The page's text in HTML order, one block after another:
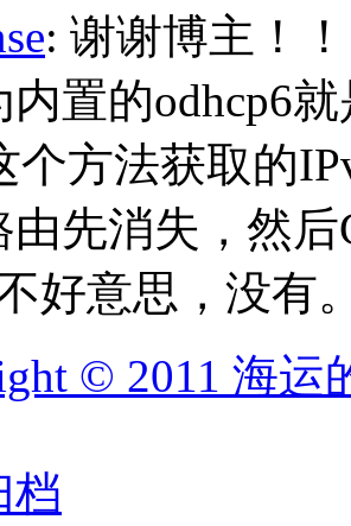
: 谢谢博主！
内置的odhcp6
个方法获取的
由先消失，然
好意思，没有
© 2011 海运
档